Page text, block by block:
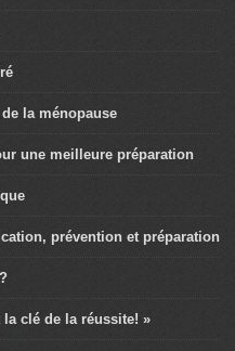
la ménopause
une meilleure préparation
prévention et préparation
clé de la réussite! »